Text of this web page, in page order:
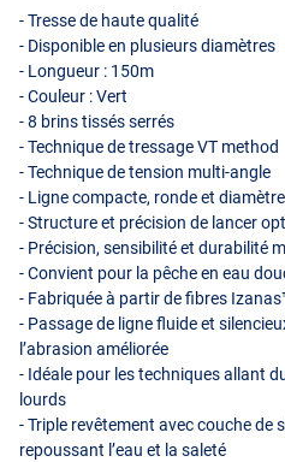
- Tresse de haute qualité
- Disponible en plusieurs diamètres
- Longueur : 150m
- Couleur : Vert
- 8 brins tissés serrés
- Technique de tressage VT method
- Technique de tension multi-angle
- Ligne compacte, ronde et
- Structure et précision de lancer
- Précision, sensibilité et durabilité
- Convient pour la pêche en eau
- Fabriquée à partir de fibres
- Passage de ligne fluide et
l’abrasion améliorée
- Idéale pour les techniques allant
lourds
- Triple revêtement avec couche de
repoussant l’eau et la saleté